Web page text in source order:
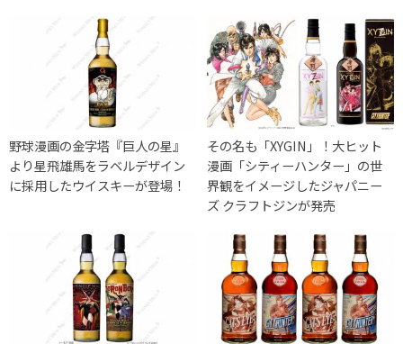
野球漫画の金字塔『巨人の星』
より星飛雄馬をラベルデザイン
に採用したウイスキーが登場！
その名も「XYGIN」！大ヒット
漫画「シティーハンター」の世
界観をイメージしたジャパニー
ズ クラフトジンが発売